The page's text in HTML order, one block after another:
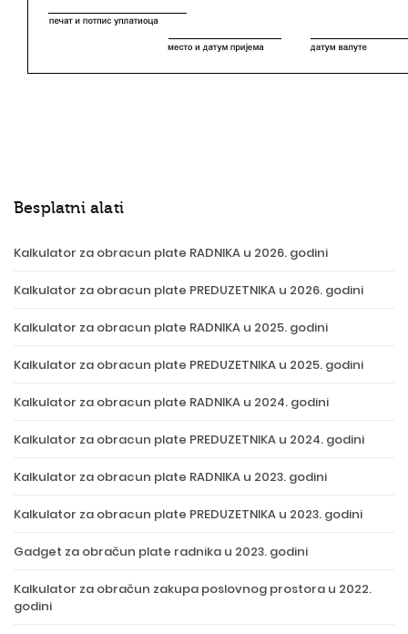
Besplatni alati
Kalkulator za obracun plate RADNIKA u 2026. godini
Kalkulator za obracun plate PREDUZETNIKA u 2026. godini
Kalkulator za obracun plate RADNIKA u 2025. godini
Kalkulator za obracun plate PREDUZETNIKA u 2025. godini
Kalkulator za obracun plate RADNIKA u 2024. godini
Kalkulator za obracun plate PREDUZETNIKA u 2024. godini
Kalkulator za obracun plate RADNIKA u 2023. godini
Kalkulator za obracun plate PREDUZETNIKA u 2023. godini
Gadget za obračun plate radnika u 2023. godini
Kalkulator za obračun zakupa poslovnog prostora u 2022.
godini